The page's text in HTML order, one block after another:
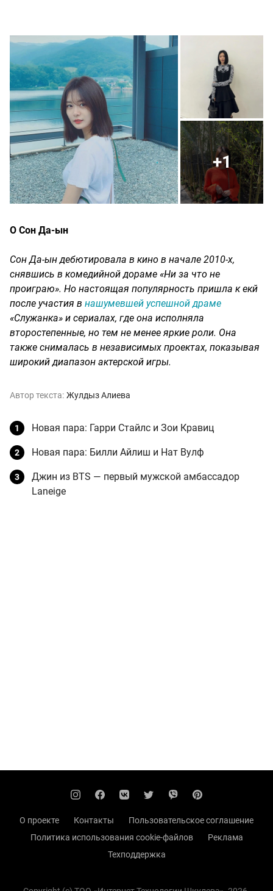
+1
О Сон Да-ын
Сон Да-ын дебютировала в кино в начале 2010-х,
снявшись в комедийной дораме «Ни за что не
проиграю». Но настоящая популярность пришла к екй
после участия в нашумевшей успешной драме
«Служанка» и сериалах, где она исполняла
второстепенные, но тем не менее яркие роли. Она
также снималась в независимых проектах, показывая
широкий диапазон актерской игры.
Автор текста: Жулдыз Алиева
Новая пара: Гарри Стайлс и Зои Кравиц
Новая пара: Билли Айлиш и Нат Вулф
Джин из BTS — первый мужской амбассадор
Laneige
О проекте Контакты
Пользовательское соглашение
Политика использования cookie-файлов
Реклама
Техподдержка